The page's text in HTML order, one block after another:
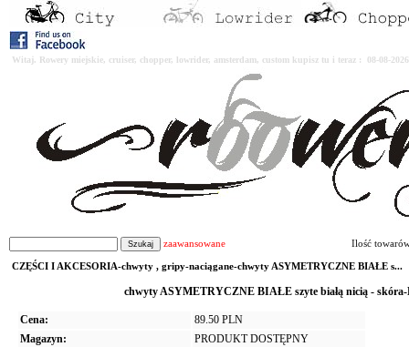
Witaj. Rowery miejskie, cruiser, chopper, lowrider, amsterdam, custom kupisz tu i teraz : 08-08-
zaawansowane Ilość
CZĘŚCI I AKCESORIA-chwyty , gripy-naciągane-chwyty ASYMETRYCZNE BIAŁE s...
chwyty ASYMETRYCZNE BIAŁE szyte białą nicią -
Cena:
89.50 PLN
Magazyn:
PRODUKT DOSTĘPNY